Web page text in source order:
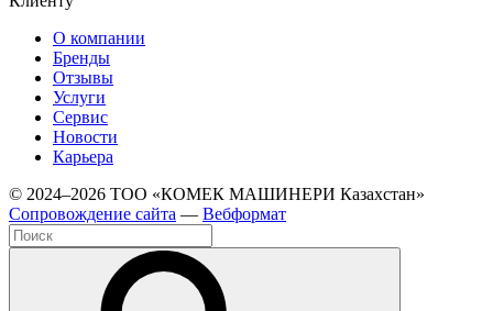
О компании
Бренды
Отзывы
Услуги
Сервис
Новости
Карьера
© 2024–2026 ТОО «КОМЕК МАШИНЕРИ Казахстан»
Cопровождение сайта — Вебформат